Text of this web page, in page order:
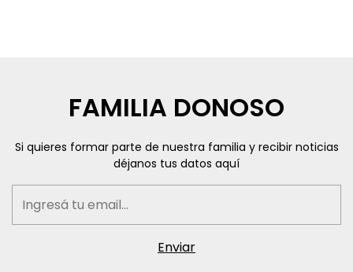
FAMILIA DONOSO
Si quieres formar parte de nuestra familia y recibir noticias
déjanos tus datos aquí